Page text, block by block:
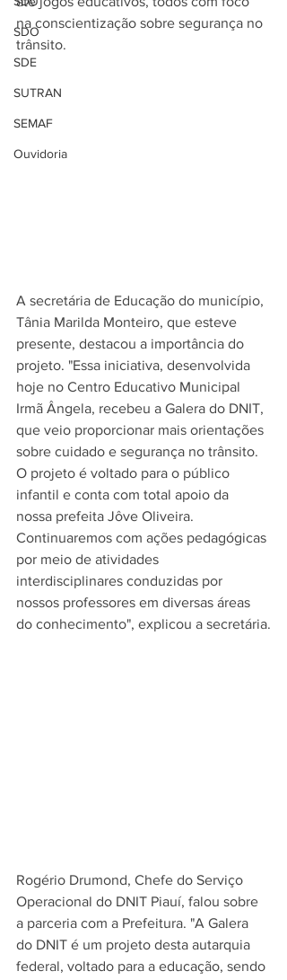
SDO
SDE
SUTRAN
SEMAF
Ouvidoria
na conscientização sobre segurança no
trânsito.
A secretária de Educação do município,
Tânia Marilda Monteiro, que esteve
presente, destacou a importância do
projeto. "Essa iniciativa, desenvolvida
hoje no Centro Educativo Municipal
Irmã Ângela, recebeu a Galera do DNIT,
que veio proporcionar mais orientações
sobre cuidado e segurança no trânsito.
O projeto é voltado para o público
infantil e conta com total apoio da
nossa prefeita Jôve Oliveira.
Continuaremos com ações pedagógicas
por meio de atividades
interdisciplinares conduzidas por
nossos professores em diversas áreas
do conhecimento", explicou a secretária.
Rogério Drumond, Chefe do Serviço
Operacional do DNIT Piauí, falou sobre
a parceria com a Prefeitura. "A Galera
do DNIT é um projeto desta autarquia
federal, voltado para a educação, sendo